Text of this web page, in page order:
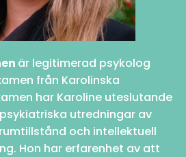
är legitimerad psykolog
från Karolinska
har Karoline uteslutande
utredningar av
och intellektuell
Hon har erfarenhet av att